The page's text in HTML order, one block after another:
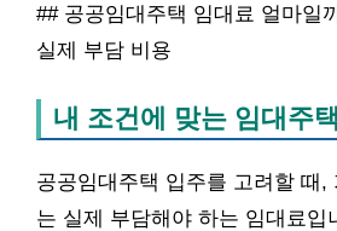
## 공공임대주택 임대료 얼마일
실제 부담 비용
내 조건에 맞는 임대주
공공임대주택 입주를 고려할 때,
는 실제 부담해야 하는 임대료입